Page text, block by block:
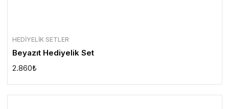
HEDIYELIK SETLER
Beyazıt Hediyelik Set
2.860₺